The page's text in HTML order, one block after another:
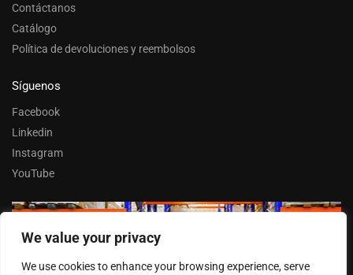
We value your privacy
We use cookies to enhance your browsing experience, serve
Contáctanos
Catálogo
Política de devoluciones y reembolsos
Síguenos
Facebook
Linkedin
Instagram
YouTube
Trabaja con nosotros